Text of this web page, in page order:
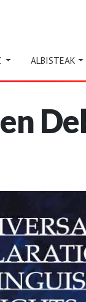
ALBISTEAK